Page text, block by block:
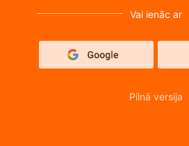
Vai ienāc ar
Pilnā versija